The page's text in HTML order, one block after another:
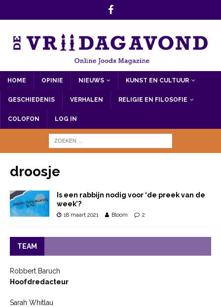
HOME OPINIE NIEUWS KUNST EN CULTUUR
GESCHIEDENIS VERHALEN RELIGIE EN FILOSOFIE
COLOFON LOG IN
droosje
Is een rabbijn nodig voor ‘de preek van de
week’?
18 maart 2021 Bloom 2
TEAM
Robbert Baruch
Hoofdredacteur
Sarah Whitlau